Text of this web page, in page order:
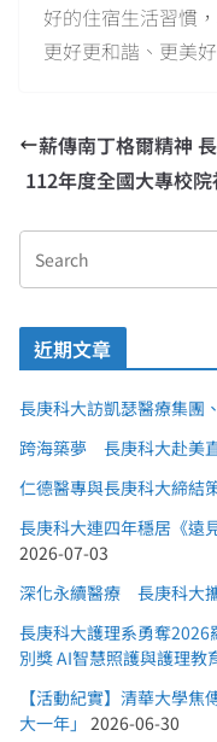
好的住宿生活習慣
更好更和諧、更美好
薪傳南丁格爾精神
112年度全國大專校
近期文章
長庚科大訪凱瑟醫療集團
跨海築夢 長庚科大赴美
仁德醫專與長庚科大締
長庚科大連四年穩居《遠
2026-07-03
深化永續醫療 長庚科大
長庚科大護理系勇奪
別獎 AI智慧照護與護理教
【活動紀實】清華大學
大一年」
2026-06-30